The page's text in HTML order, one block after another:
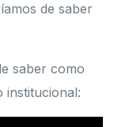
de saber
saber como
institucional: